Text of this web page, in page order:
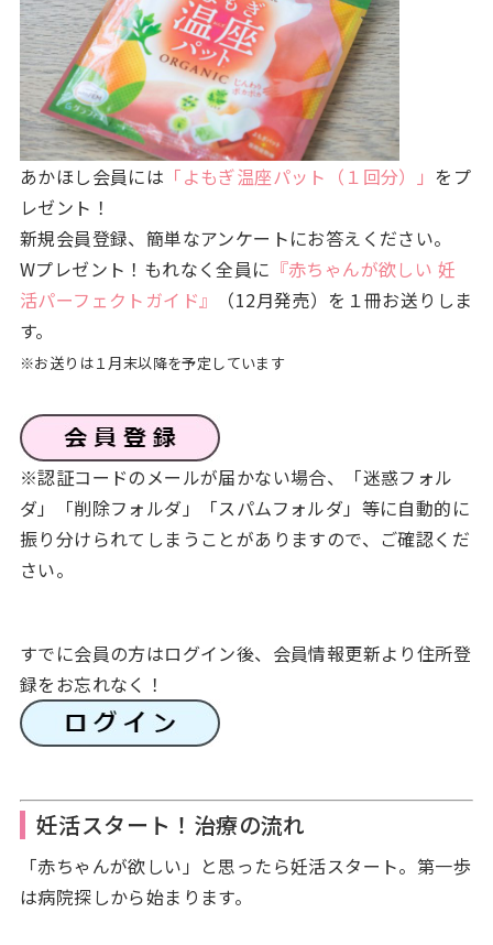
あかほし会員には 「よもぎ温座パット（１回分）」 をプ
レゼント！
新規会員登録、簡単なアンケートにお答えください。
Wプレゼント！もれなく全員に 『赤ちゃんが欲しい 妊
活パーフェクトガイド』
（12月発売）を１冊お送りしま
す。
※お送りは１月末以降を予定しています
※認証コードのメールが届かない場合、「迷惑フォル
ダ」「削除フォルダ」「スパムフォルダ」等に自動的に
振り分けられてしまうことがありますので、ご確認くだ
さい。
すでに会員の方はログイン後、会員情報更新より住所登
録をお忘れなく！
妊活スタート！治療の流れ
「赤ちゃんが欲しい」と思ったら妊活スタート。第一歩
は病院探しから始まります。